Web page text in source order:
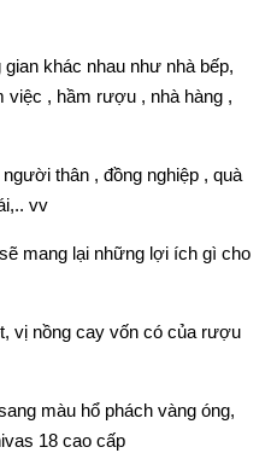
khác nhau như nhà bếp,
việc , hầm rượu , nhà hàng ,
thân , đồng nghiệp , quà
vv
sẽ mang lại những lợi ích gì cho
vị nồng cay vốn có của rượu
màu hổ phách vàng óng,
18 cao cấp